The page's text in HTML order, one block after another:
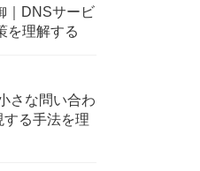
｜DNSサービ
を理解する
さな問い合わ
る手法を理